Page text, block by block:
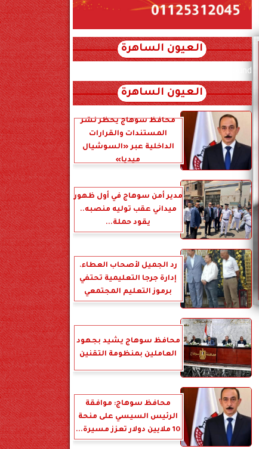
العيون الساهرة
xml_json/rss/~12.xml x0n not found
العيون الساهرة
محافظ سوهاج يحظر نشر
المستندات والقرارات
الداخلية عبر «السوشيال
ميديا»
مدير أمن سوهاج في أول ظهور
ميداني عقب توليه منصبه..
يقود حملة...
رد الجميل لأصحاب العطاء.
إدارة جرجا التعليمية تحتفي
برموز التعليم المجتمعي
محافظ سوهاج يشيد بجهود
العاملين بمنظومة التقنين
محافظ سوهاج: موافقة
الرئيس السيسي على منحة
10 ملايين دولار تعزز مسيرة...